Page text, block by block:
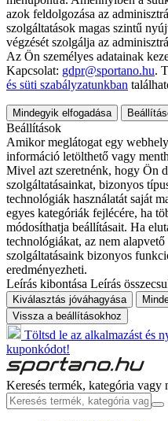
azok feldolgozása az
szolgáltatások magas szintű
végzését szolgálja az
Az Ön személyes adatainak
Kapcsolat: gdpr@sportano.hu.
és süti szabályzatunkban
Mindegyik elfogadása
Beállítások
Amikor meglátogat egy
információ letölthető vagy
Mivel azt szeretnénk, hogy Ön
szolgáltatásainkat, bizonyos
technológiák használatát saját
egyes kategóriák fejlécére, ha
módosíthatja beállításait. Ha
technológiákat, az nem
szolgáltatásaink bizonyos
eredményezheti.
Leírás kibontása Leírás
Kiválasztás jóváhagyása
Vissza a beállításokhoz
Töltsd le az alkalmazást és
kuponkódot!
Keresés termék, kategória vagy